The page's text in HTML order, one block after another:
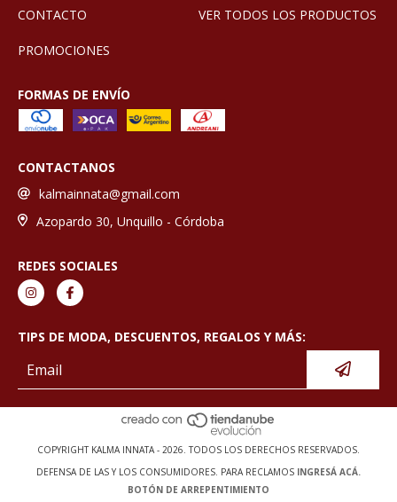
CONTACTO
VER TODOS LOS PRODUCTOS
PROMOCIONES
FORMAS DE ENVÍO
CONTACTANOS
kalmainnata@gmail.com
Azopardo 30, Unquillo - Córdoba
REDES SOCIALES
TIPS DE MODA, DESCUENTOS, REGALOS Y MÁS:
COPYRIGHT KALMA INNATA - 2026. TODOS LOS DERECHOS RESERVADOS.
DEFENSA DE LAS Y LOS CONSUMIDORES. PARA RECLAMOS INGRESÁ ACÁ.
BOTÓN DE ARREPENTIMIENTO